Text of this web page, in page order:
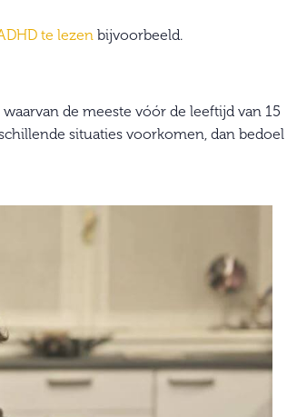
te lezen bijvoorbeeld.
de meeste vóór de leeftijd van 15
situaties voorkomen, dan bedoel